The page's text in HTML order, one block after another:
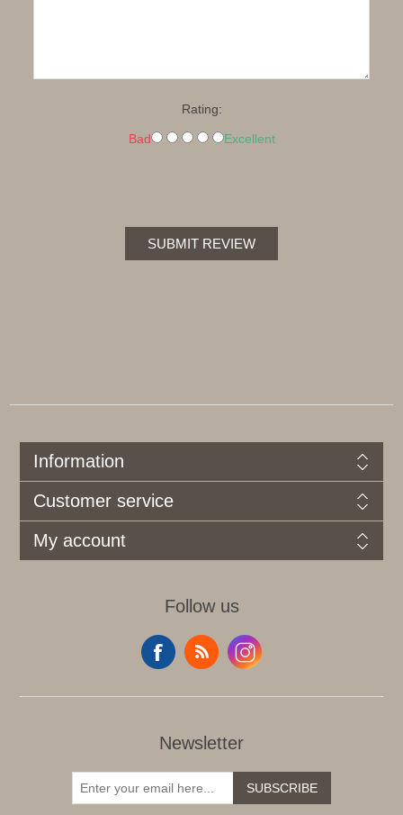
Rating:
Bad Excellent
SUBMIT REVIEW
Information
Customer service
My account
Follow us
Newsletter
SUBSCRIBE